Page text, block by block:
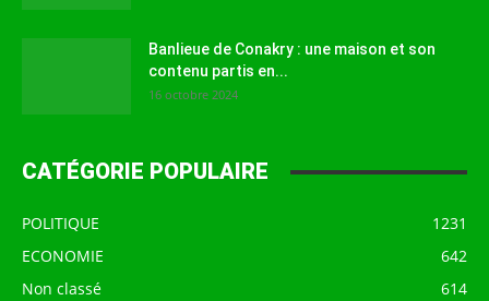
Banlieue de Conakry : une maison et son
contenu partis en...
16 octobre 2024
CATÉGORIE POPULAIRE
POLITIQUE
1231
ECONOMIE
642
Non classé
614